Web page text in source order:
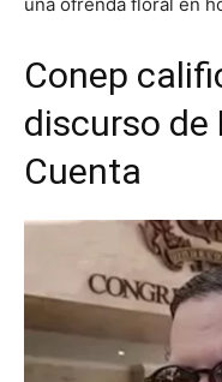
Conep
discurso de
Cuenta